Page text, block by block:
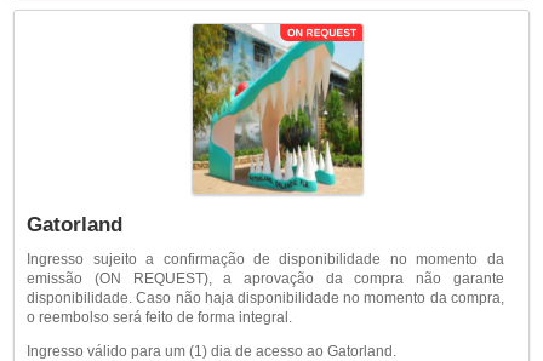
Gatorland
Ingresso sujeito a confirmação de disponibilidade no momento da
emissão (ON REQUEST), a aprovação da compra não garante
disponibilidade. Caso não haja disponibilidade no momento da compra,
o reembolso será feito de forma integral.
Ingresso válido para um (1) dia de acesso ao Gatorland.